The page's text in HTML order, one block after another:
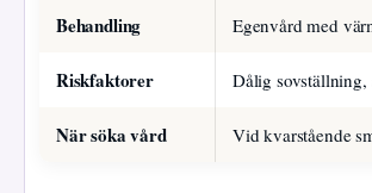
Behandling Egenvård med
Riskfaktorer Dålig sovställning,
När söka vård Vid kvarstående